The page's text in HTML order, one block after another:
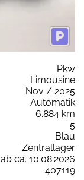
Pkw
Limousine
Nov / 2025
Automatik
6.884 km
5
Blau
Zentrallager
ab ca. 10.08.2026
407119